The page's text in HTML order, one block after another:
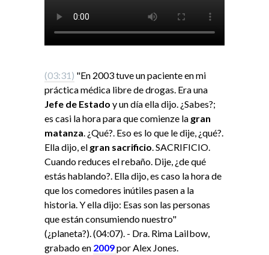
(03:31) "En 2003 tuve un paciente en mi
práctica médica libre de drogas. Era una
Jefe de Estado y un día ella dijo. ¿Sabes?;
es casi la hora para que comienze la gran
matanza . ¿Qué?. Eso es lo que le dije, ¿qué?.
Ella dijo, el gran sacrificio . SACRIFICIO.
Cuando reduces el rebaño. Dije, ¿de qué
estás hablando?. Ella dijo, es caso la hora de
que los comedores inútiles pasen a la
historia. Y ella dijo: Esas son las personas
que están consumiendo nuestro"
(¿planeta?). (04:07). - Dra. Rima LaiIbow,
grabado en 2009por Alex Jones.